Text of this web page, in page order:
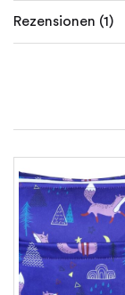
Rezensionen (1)